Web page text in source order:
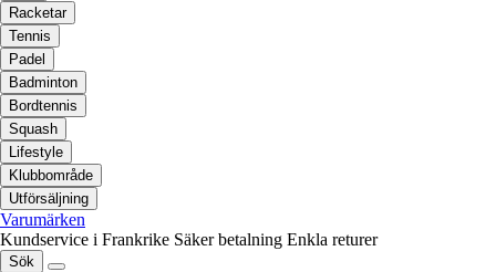
Racketar
Tennis
Padel
Badminton
Bordtennis
Squash
Lifestyle
Klubbområde
Utförsäljning
Varumärken
Kundservice i Frankrike Säker betalning Enkla returer
Sök